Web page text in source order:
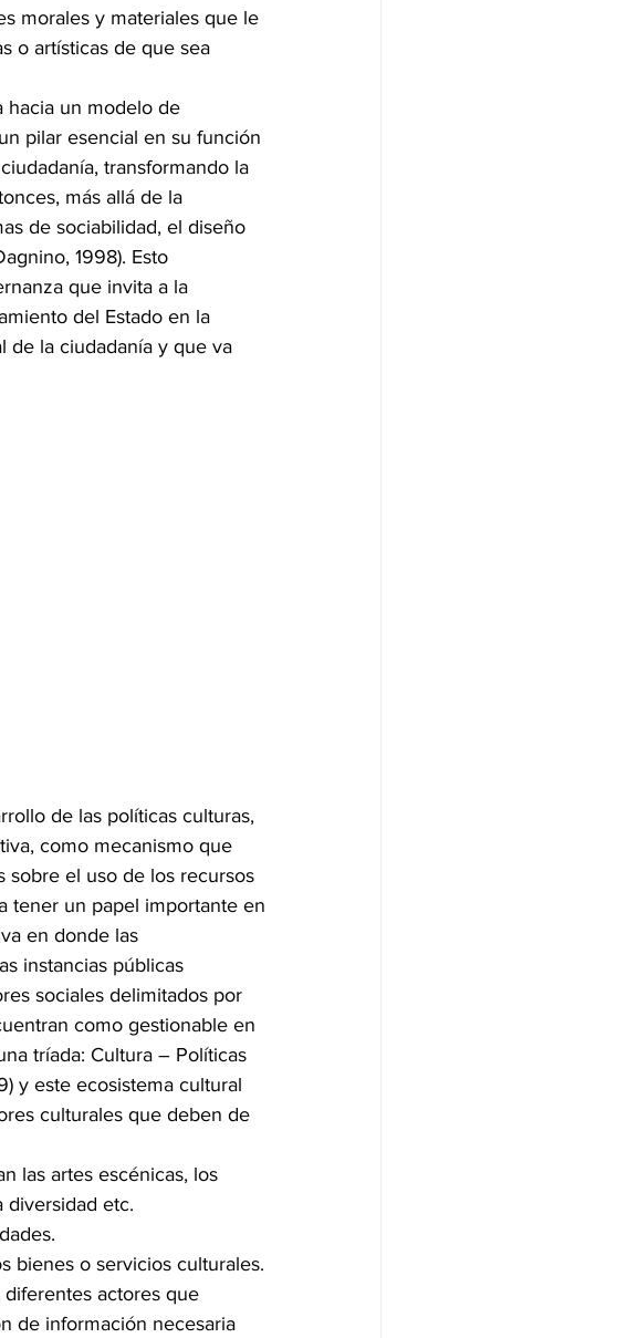
o artísticas de que sea
hacia un modelo de
pilar esencial en su función
transformando la
más allá de la
de sociabilidad, el diseño
1998). Esto
que invita a la
del Estado en la
de la ciudadanía y que va
de las políticas culturas,
como mecanismo que
sobre el uso de los recursos
tener un papel importante en
en donde las
instancias públicas
sociales delimitados por
como gestionable en
tríada: Cultura – Políticas
y este ecosistema cultural
culturales que deben de
diversidad etc.
bienes o servicios culturales.
actores que
de información necesaria